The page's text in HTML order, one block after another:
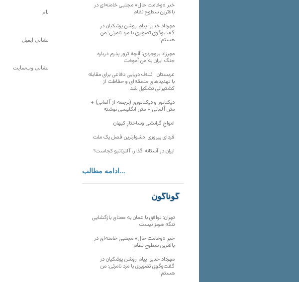
خبر «وخامت حال» مجتبی خامنه‌ای در
بالاترین سطوح نظام
مهرداد خدیر: پیام روشن پزشکیان در
گفت‌و‌گوی تصویری با مرد نامرئی: من
هستم!
مهرزاد بروجردی: آنچه ترور پدرم درباره
جنگ ایران به من آموخت
عربستان: ائتلاف دریایی دفاعی برای مقابله
با تهدیدهای منطقه‌ای و حفاظت از
کشتیرانی تشکیل شد
دیکتاتور و دیکتاتوری (ترجمه از آلمانی) +
متن آلمانی + متن انگلیسی نوشته
‌امواجِ گرانشی وساختارِ کیهان
فردای پیروزی؛ دشوارترین فصل یک ملت
ایران در آستانه گذار، آلترناتیو کجاست؟
ادامه مطالب...
گوناگون
تهران: توافق با عمان به معنای بازگشایی
تنگه هرمز نیست
خبر «وخامت حال» مجتبی خامنه‌ای در
بالاترین سطوح نظام
مهرداد خدیر: پیام روشن پزشکیان در
گفت‌و‌گوی تصویری با مرد نامرئی: من
هستم!